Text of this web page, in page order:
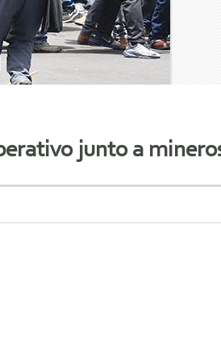
junto a